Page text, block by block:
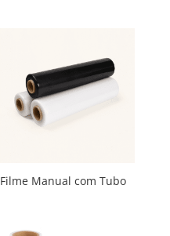
Filme Manual com Tubo